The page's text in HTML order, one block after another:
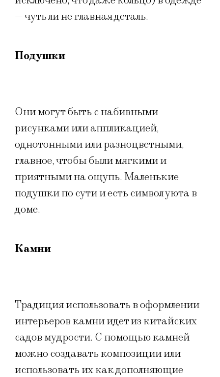
— чуть ли не главная деталь.
Подушки
Они могут быть с набивными
рисунками или аппликацией,
однотонными или разноцветными,
главное, чтобы были мягкими и
приятными на ощупь. Маленькие
подушки по сути и есть символ уюта в
доме.
Камни
Традиция использовать в оформлении
интерьеров камни идет из китайских
садов мудрости. С помощью камней
можно создавать композиции или
использовать их как дополняющие